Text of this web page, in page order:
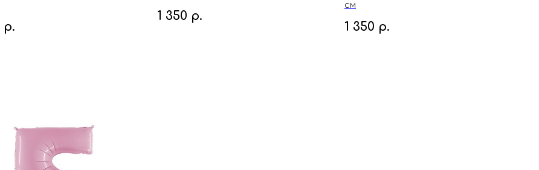
р.
1 350 р.
см
1 350 р.